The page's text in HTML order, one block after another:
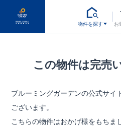
物件を探す お
この物件は完売
ブルーミングガーデンの公式サイ
ございます。
こちらの物件はおかげ様をもちま